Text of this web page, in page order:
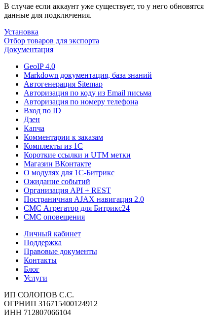
В случае если аккаунт уже существует, то у него обновятся
данные для подключения.
Установка
Отбор товаров для экспорта
Документация
GeoIP 4.0
Markdown документация, база знаний
Автогенерация Sitemap
Авторизация по коду из Email письма
Авторизация по номеру телефона
Вход по ID
Дзен
Капча
Комментарии к заказам
Комплекты из 1C
Короткие ссылки и UTM метки
Магазин ВКонтакте
О модулях для 1С-Битрикс
Ожидание событий
Организация API + REST
Постраничная AJAX навигация 2.0
СМС Агрегатор для Битрикс24
СМС оповещения
Личный кабинет
Поддержка
Правовые документы
Контакты
Блог
Услуги
ИП СОЛОПОВ С.С.
ОГРНИП 316715400124912
ИНН 712807066104